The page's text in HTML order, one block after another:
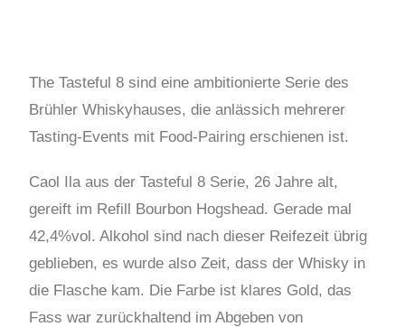
The Tasteful 8 sind eine ambitionierte Serie des
Brühler Whiskyhauses, die anlässich mehrerer
Tasting-Events mit Food-Pairing erschienen ist.
Caol Ila aus der Tasteful 8 Serie, 26 Jahre alt,
gereift im Refill Bourbon Hogshead. Gerade mal
42,4%vol. Alkohol sind nach dieser Reifezeit übrig
geblieben, es wurde also Zeit, dass der Whisky in
die Flasche kam. Die Farbe ist klares Gold, das
Fass war zurückhaltend im Abgeben von